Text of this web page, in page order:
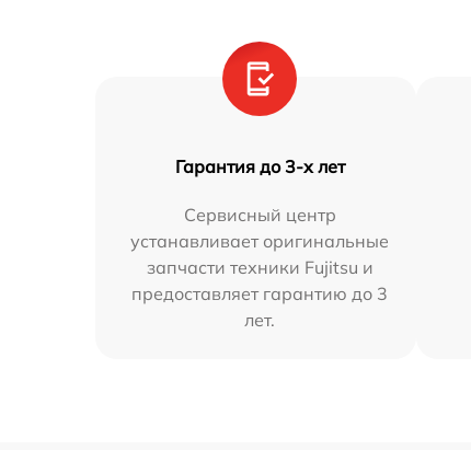
Гарантия до 3-х лет
Сервисный центр
устанавливает оригинальные
запчасти техники Fujitsu и
предоставляет гарантию до 3
лет.